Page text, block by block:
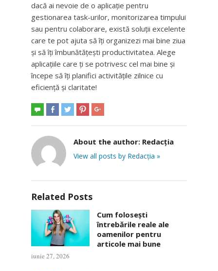
dacă ai nevoie de o aplicație pentru
gestionarea task-urilor, monitorizarea timpului
sau pentru colaborare, există soluții excelente
care te pot ajuta să îți organizezi mai bine ziua
și să îți îmbunătățești productivitatea. Alege
aplicațiile care ți se potrivesc cel mai bine și
începe să îți planifici activitățile zilnice cu
eficiență și claritate!
About the author: Redacția
View all posts by Redacția »
Related Posts
Cum folosești
întrebările reale ale
oamenilor pentru
articole mai bune
iunie 27, 2026